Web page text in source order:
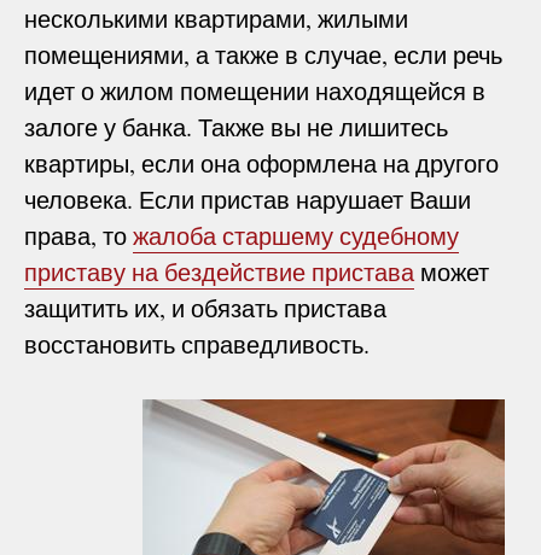
несколькими квартирами, жилыми
помещениями, а также в случае, если речь
идет о жилом помещении находящейся в
залоге у банка. Также вы не лишитесь
квартиры, если она оформлена на другого
человека. Если пристав нарушает Ваши
права, тожалоба старшему судебному
приставу на бездействие приставаможет
защитить их, и обязать пристава
восстановить справедливость.